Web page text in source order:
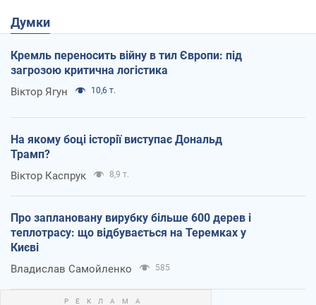
Думки
Кремль переносить війну в тил Європи: під
загрозою критична логістика
Віктор Ягун 10,6 т.
На якому боці історії виступає Дональд
Трамп?
Віктор Каспрук 8,9 т.
Про заплановану вирубку більше 600 дерев і
теплотрасу: що відбувається на Теремках у
Києві
Владислав Самойленко 585